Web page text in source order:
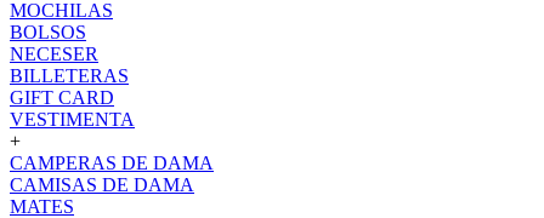
MOCHILAS
BOLSOS
NECESER
BILLETERAS
GIFT CARD
VESTIMENTA
+
CAMPERAS DE DAMA
CAMISAS DE DAMA
MATES